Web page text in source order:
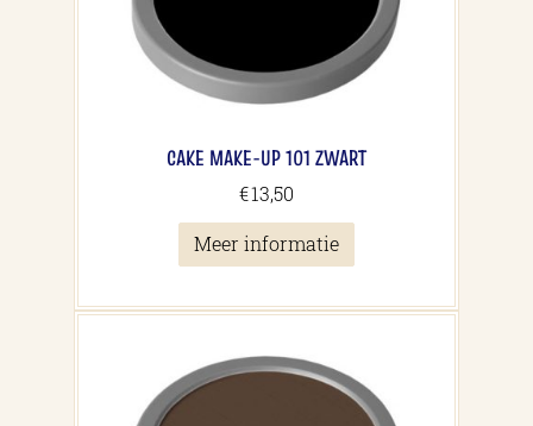
CAKE MAKE-UP 101 ZWART
€13,50
Meer informatie